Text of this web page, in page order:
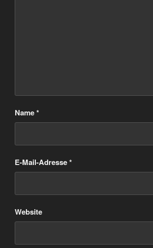
Name*
E-Mail-Adresse*
Website